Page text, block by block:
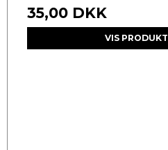
35,00 DKK
VIS PRODUKT